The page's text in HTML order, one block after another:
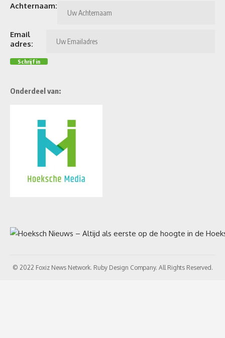
Achternaam:
Email
adres:
Onderdeel van:
© 2022 Foxiz News Network. Ruby Design Company. All Rights Reserved.